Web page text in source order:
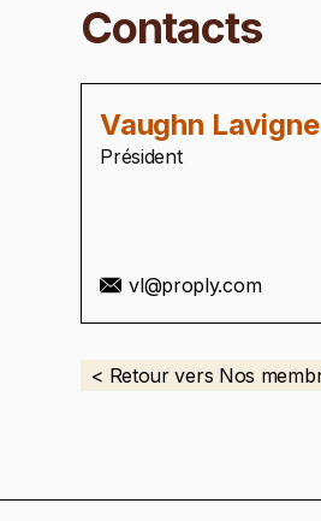
Contacts
Vaughn Lavigne
Président
vl@proply.com
< Retour vers Nos